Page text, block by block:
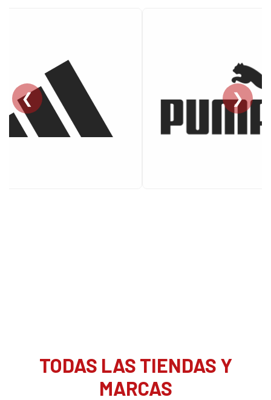
❮ ❯
TODAS LAS TIENDAS Y
MARCAS